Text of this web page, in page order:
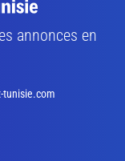
annonces en
tunisie.com